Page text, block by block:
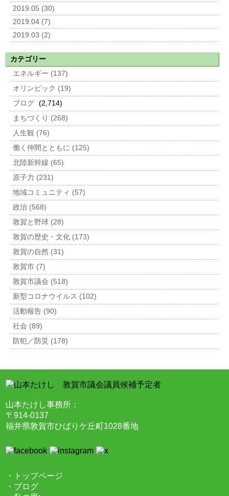
2019.05 (30)
2019.04 (7)
2019.03 (2)
カテゴリー
エネルギー (137)
オリンピック (19)
ブログ (2,714)
まちづくり (268)
人生観 (76)
働く仲間とともに (125)
北陸新幹線 (65)
原子力 (231)
地域コミュニティ (57)
政治 (568)
敦賀と野球 (28)
敦賀の歴史・文化 (173)
敦賀の自然 (31)
敦賀市 (7)
敦賀市議会 (518)
新型コロナウイルス (102)
活動報告 (90)
社会 (89)
防犯／防災 (178)
山本たけし事務所：
〒914-0137
福井県敦賀市ひばりケ丘町1028番地
・トップページ
・ブログ